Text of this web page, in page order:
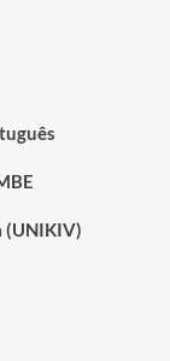
(UNIKIV)